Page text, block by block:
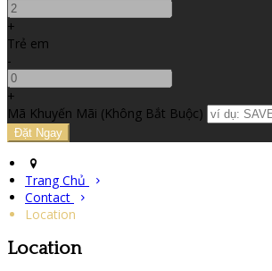
+
Trẻ em
-
+
Mã Khuyến Mãi (Không Bắt Buộc)
Trang Chủ
Contact
Location
Location